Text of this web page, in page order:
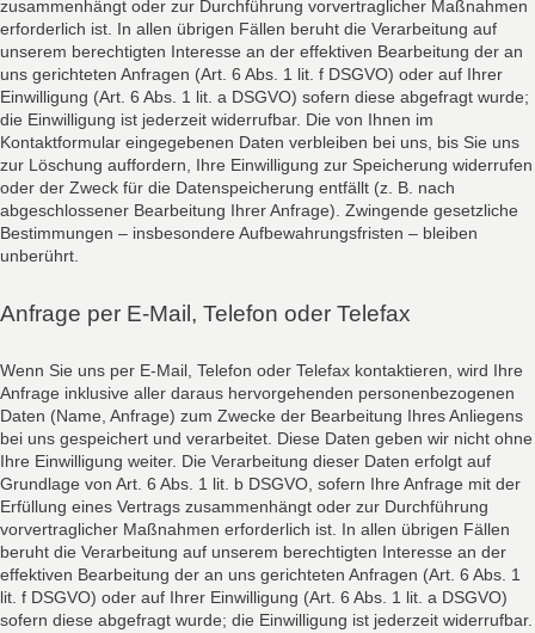
zusammenhängt oder zur Durchführung vorvertraglicher Maßnahmen
erforderlich ist. In allen übrigen Fällen beruht die Verarbeitung auf
unserem berechtigten Interesse an der effektiven Bearbeitung der an
uns gerichteten Anfragen (Art. 6 Abs. 1 lit. f DSGVO) oder auf Ihrer
Einwilligung (Art. 6 Abs. 1 lit. a DSGVO) sofern diese abgefragt wurde;
die Einwilligung ist jederzeit widerrufbar. Die von Ihnen im
Kontaktformular eingegebenen Daten verbleiben bei uns, bis Sie uns
zur Löschung auffordern, Ihre Einwilligung zur Speicherung widerrufen
oder der Zweck für die Datenspeicherung entfällt (z. B. nach
abgeschlossener Bearbeitung Ihrer Anfrage). Zwingende gesetzliche
Bestimmungen – insbesondere Aufbewahrungsfristen – bleiben
unberührt.
Anfrage per E-Mail, Telefon oder Telefax
Wenn Sie uns per E-Mail, Telefon oder Telefax kontaktieren, wird Ihre
Anfrage inklusive aller daraus hervorgehenden personenbezogenen
Daten (Name, Anfrage) zum Zwecke der Bearbeitung Ihres Anliegens
bei uns gespeichert und verarbeitet. Diese Daten geben wir nicht ohne
Ihre Einwilligung weiter. Die Verarbeitung dieser Daten erfolgt auf
Grundlage von Art. 6 Abs. 1 lit. b DSGVO, sofern Ihre Anfrage mit der
Erfüllung eines Vertrags zusammenhängt oder zur Durchführung
vorvertraglicher Maßnahmen erforderlich ist. In allen übrigen Fällen
beruht die Verarbeitung auf unserem berechtigten Interesse an der
effektiven Bearbeitung der an uns gerichteten Anfragen (Art. 6 Abs. 1
lit. f DSGVO) oder auf Ihrer Einwilligung (Art. 6 Abs. 1 lit. a DSGVO)
sofern diese abgefragt wurde; die Einwilligung ist jederzeit widerrufbar.